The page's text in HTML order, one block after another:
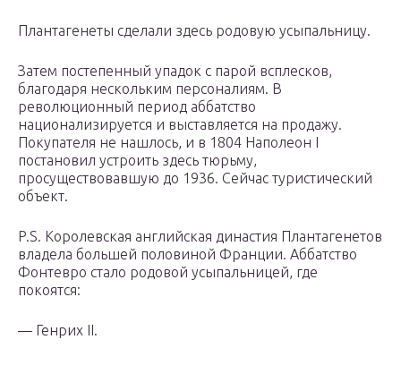
Плантагенеты сделали здесь родовую усыпальницу.
Затем постепенный упадок с парой всплесков,
благодаря нескольким персоналиям. В
революционный период аббатство
национализируется и выставляется на продажу.
Покупателя не нашлось, и в 1804 Наполеон I
постановил устроить здесь тюрьму,
просуществовавшую до 1936. Сейчас туристический
объект.
P.S. Королевская английская династия Плантагенетов
владела большей половиной Франции. Аббатство
Фонтевро стало родовой усыпальницей, где
покоятся:
— Генрих II.